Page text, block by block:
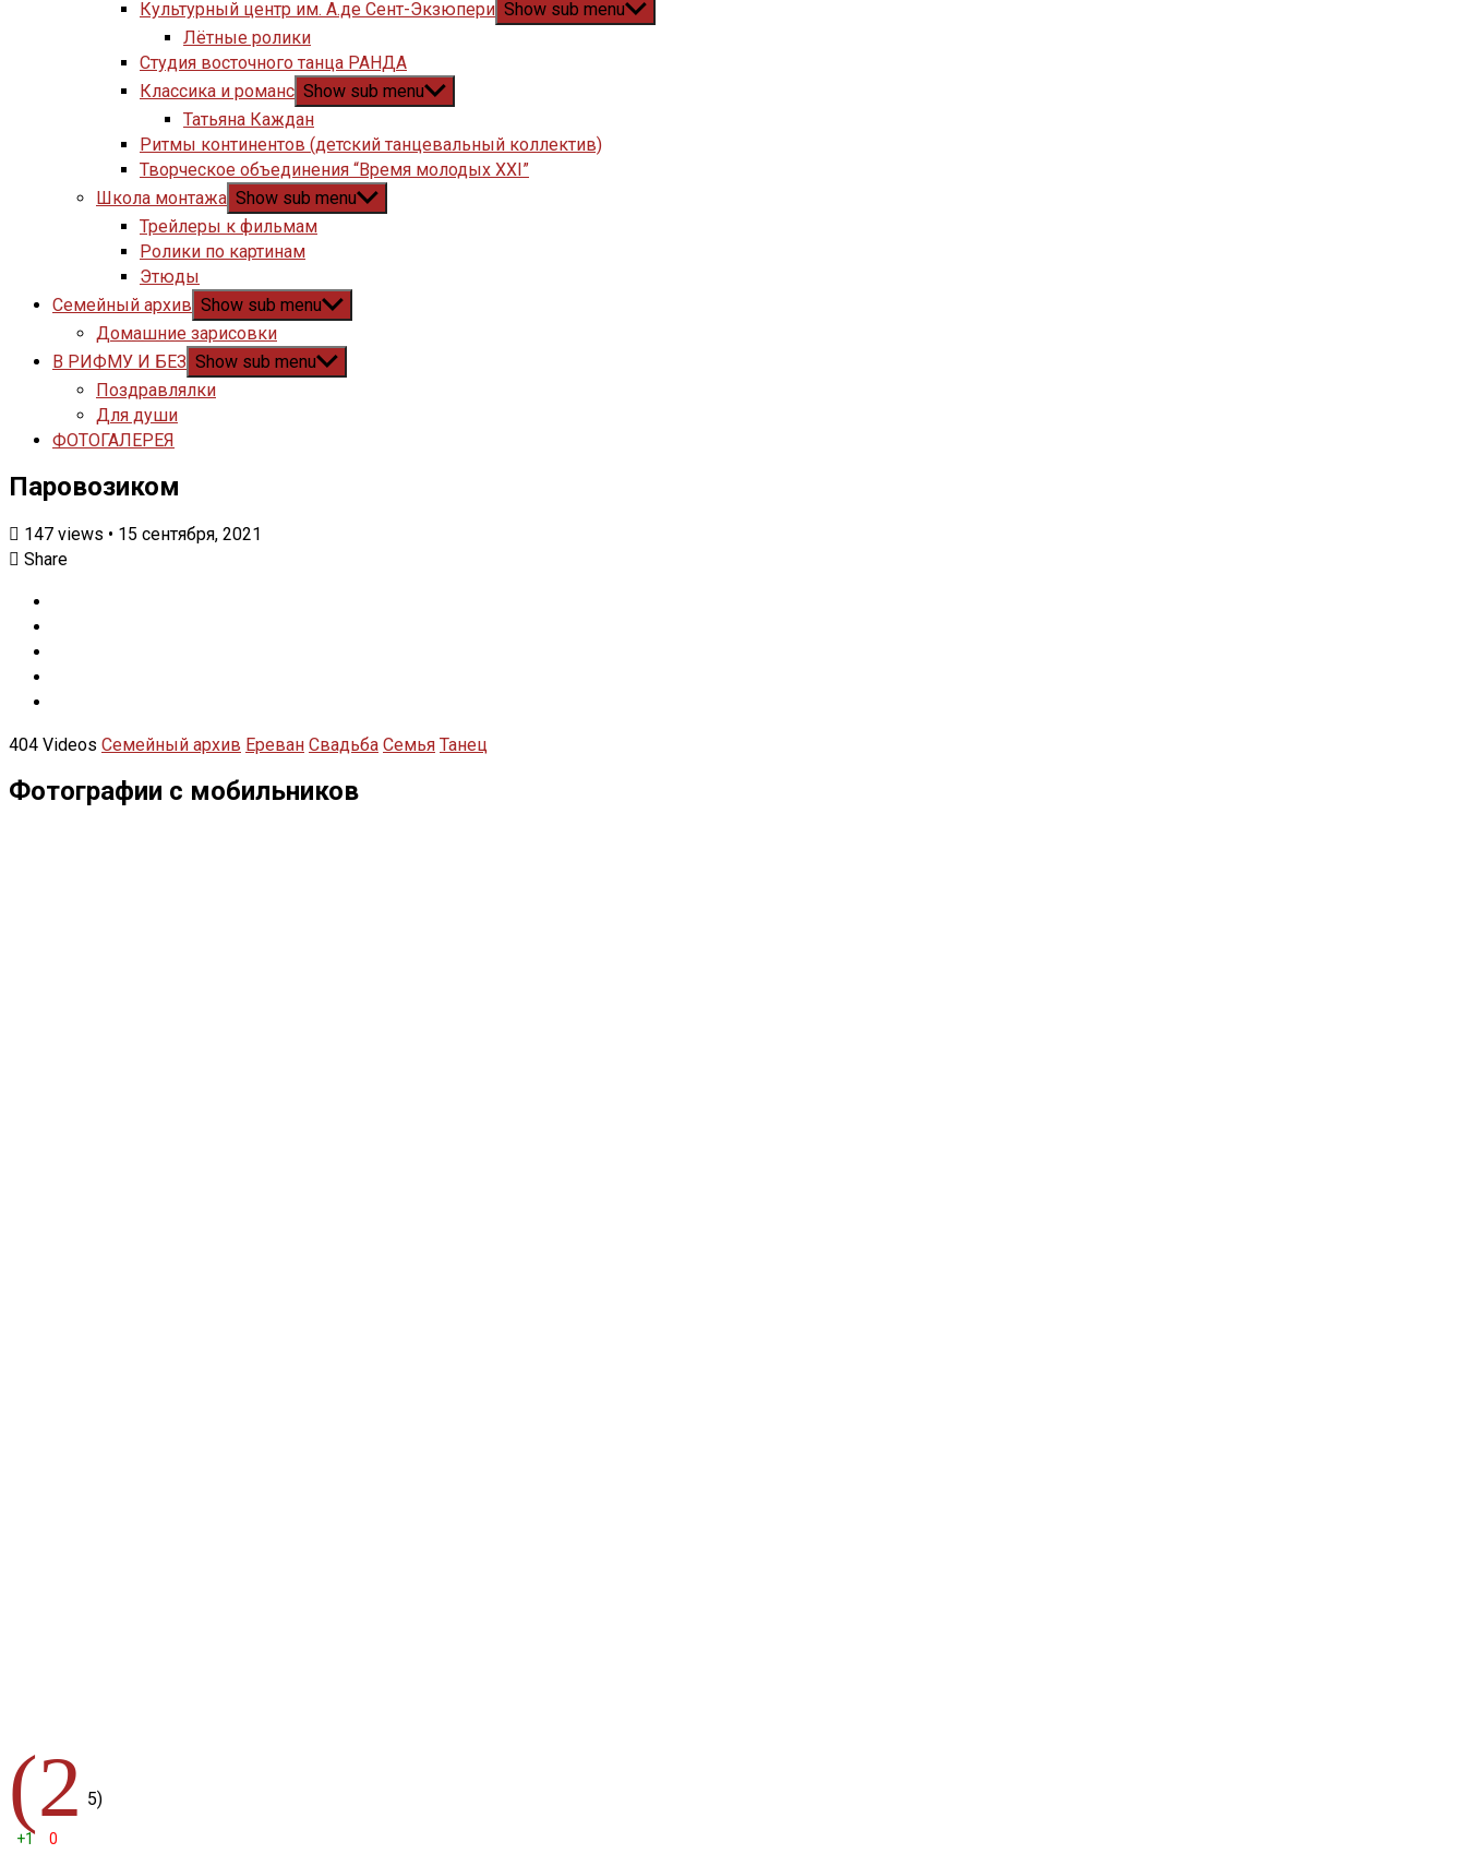
Культурный центр им. А.де Сент-Экзюпери Show sub menu
Лётные ролики
Студия восточного танца РАНДА
Классика и романс Show sub menu
Татьяна Каждан
Ритмы континентов (детский танцевальный коллектив)
Творческое объединения “Время молодых XXI”
Школа монтажа Show sub menu
Трейлеры к фильмам
Ролики по картинам
Этюды
Семейный архив Show sub menu
Домашние зарисовки
В РИФМУ И БЕЗ Show sub menu
Поздравлялки
Для души
ФОТОГАЛЕРЕЯ
Паровозиком
147 views • 15 сентября, 2021
Share
404 Videos Семейный архив Ереван Свадьба Семья Танец
Фотографии с мобильников
(2 5)
+1 0